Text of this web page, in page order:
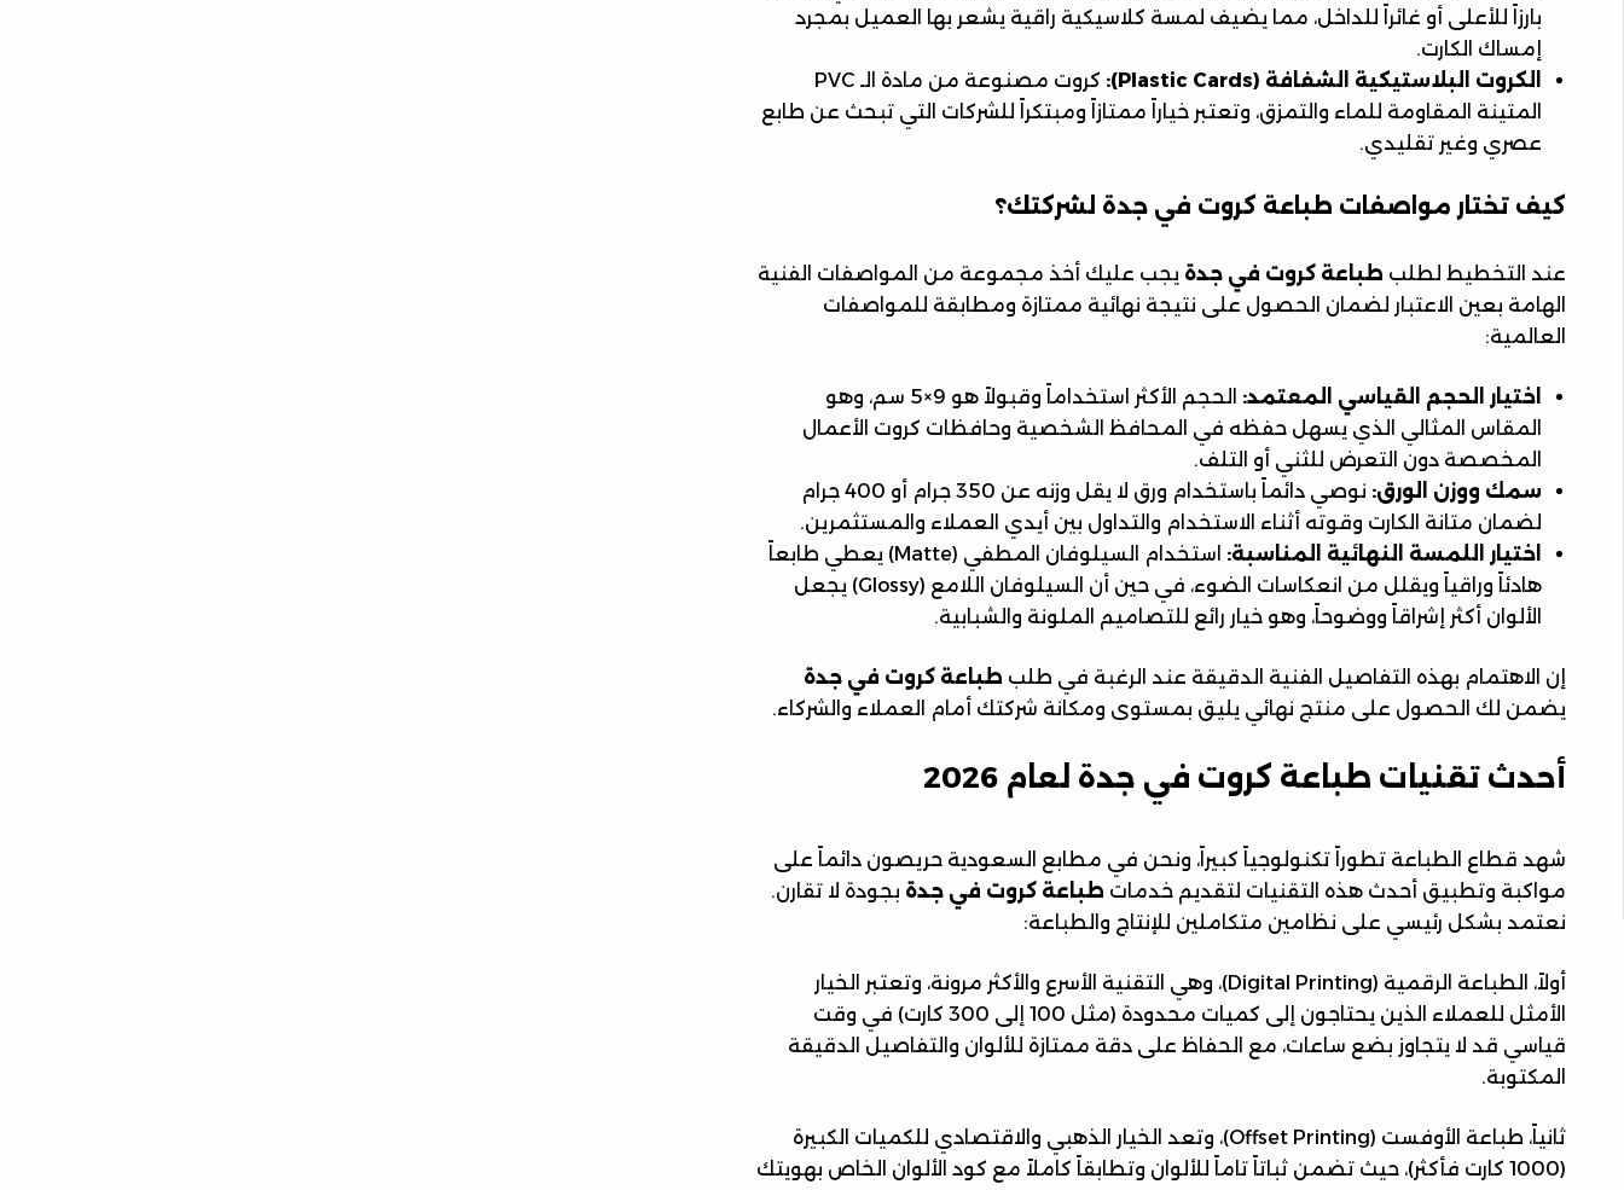
بارزاً للأعلى أو غائراً للداخل، مما يضيف لمسة كلاسيكية راقية يشعر بها العميل بمجرد
إمساك الكارت.
الكروت البلاستيكية الشفافة (Plastic Cards):
كروت مصنوعة من مادة الـ PVC
المتينة المقاومة للماء والتمزق، وتعتبر خياراً ممتازاً ومبتكراً للشركات التي تبحث عن طابع
عصري وغير تقليدي.
كيف تختار مواصفات طباعة كروت في جدة لشركتك؟
عند التخطيط لطلب طباعة كروت في جدة يجب عليك أخذ مجموعة من المواصفات الفنية
الهامة بعين الاعتبار لضمان الحصول على نتيجة نهائية ممتازة ومطابقة للمواصفات
العالمية:
اختيار الحجم القياسي المعتمد:
الحجم الأكثر استخداماً وقبولاً هو 9×5 سم، وهو
المقاس المثالي الذي يسهل حفظه في المحافظ الشخصية وحافظات كروت الأعمال
المخصصة دون التعرض للثني أو التلف.
سمك ووزن الورق:
نوصي دائماً باستخدام ورق لا يقل وزنه عن 350 جرام أو 400 جرام
لضمان متانة الكارت وقوته أثناء الاستخدام والتداول بين أيدي العملاء والمستثمرين.
اختيار اللمسة النهائية المناسبة:
استخدام السيلوفان المطفي (Matte) يعطي طابعاً
هادئاً وراقياً ويقلل من انعكاسات الضوء، في حين أن السيلوفان اللامع (Glossy) يجعل
الألوان أكثر إشراقاً ووضوحاً، وهو خيار رائع للتصاميم الملونة والشبابية.
إن الاهتمام بهذه التفاصيل الفنية الدقيقة عند الرغبة في طلب طباعة كروت في جدة
يضمن لك الحصول على منتج نهائي يليق بمستوى ومكانة شركتك أمام العملاء والشركاء.
أحدث تقنيات طباعة كروت في جدة لعام 2026
شهد قطاع الطباعة تطوراً تكنولوجياً كبيراً، ونحن في مطابع السعودية حريصون دائماً على
مواكبة وتطبيق أحدث هذه التقنيات لتقديم خدمات طباعة كروت في جدة بجودة لا تقارن.
نعتمد بشكل رئيسي على نظامين متكاملين للإنتاج والطباعة:
أولاً، الطباعة الرقمية (Digital Printing)، وهي التقنية الأسرع والأكثر مرونة، وتعتبر الخيار
الأمثل للعملاء الذين يحتاجون إلى كميات محدودة (مثل 100 إلى 300 كارت) في وقت
قياسي قد لا يتجاوز بضع ساعات، مع الحفاظ على دقة ممتازة للألوان والتفاصيل الدقيقة
المكتوبة.
ثانياً، طباعة الأوفست (Offset Printing)، وتعد الخيار الذهبي والاقتصادي للكميات الكبيرة
(1000 كارت فأكثر)، حيث تضمن ثباتاً تاماً للألوان وتطابقاً كاملاً مع كود الألوان الخاص بهويتك